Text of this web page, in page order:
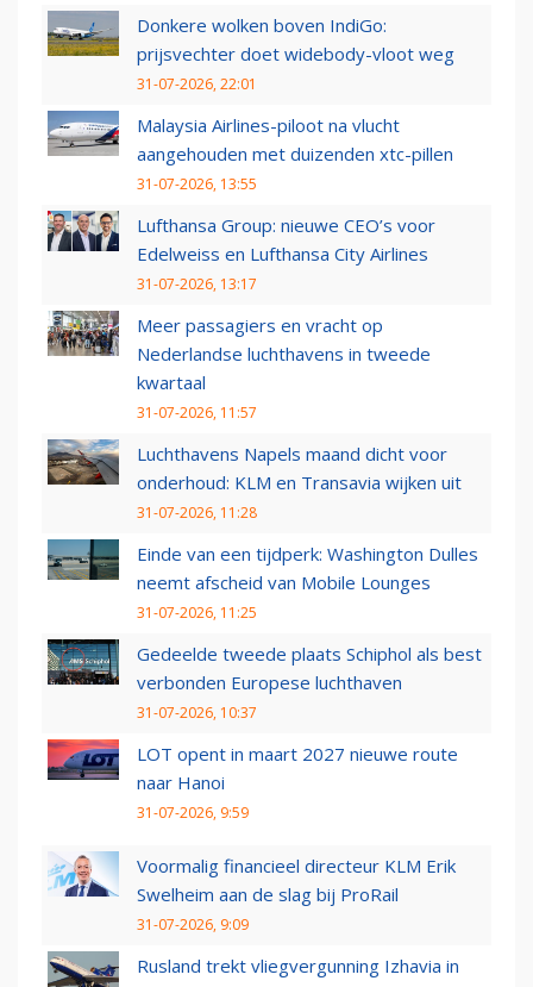
Donkere wolken boven IndiGo:
prijsvechter doet widebody-vloot weg
31-07-2026, 22:01
Malaysia Airlines-piloot na vlucht
aangehouden met duizenden xtc-pillen
31-07-2026, 13:55
Lufthansa Group: nieuwe CEO’s voor
Edelweiss en Lufthansa City Airlines
31-07-2026, 13:17
Meer passagiers en vracht op
Nederlandse luchthavens in tweede
kwartaal
31-07-2026, 11:57
Luchthavens Napels maand dicht voor
onderhoud: KLM en Transavia wijken uit
31-07-2026, 11:28
Einde van een tijdperk: Washington Dulles
neemt afscheid van Mobile Lounges
31-07-2026, 11:25
Gedeelde tweede plaats Schiphol als best
verbonden Europese luchthaven
31-07-2026, 10:37
LOT opent in maart 2027 nieuwe route
naar Hanoi
31-07-2026, 9:59
Voormalig financieel directeur KLM Erik
Swelheim aan de slag bij ProRail
31-07-2026, 9:09
Rusland trekt vliegvergunning Izhavia in